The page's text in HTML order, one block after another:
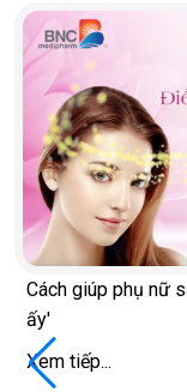
Cách giúp phụ nữ
ấy'
Xem tiếp...